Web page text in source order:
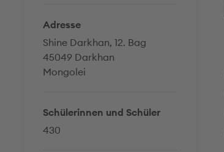
Adresse
Shine Darkhan, 12. Bag
45049 Darkhan
Mongolei
Schülerinnen und Schüler
430